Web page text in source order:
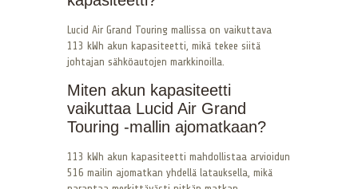
Lucid Air Grand Touring mallissa on vaikuttava
113 kWh akun kapasiteetti, mikä tekee siitä
johtajan sähköautojen markkinoilla.
Miten akun kapasiteetti
vaikuttaa Lucid Air Grand
Touring -mallin ajomatkaan?
113 kWh akun kapasiteetti mahdollistaa arvioidun
516 mailin ajomatkan yhdellä latauksella, mikä